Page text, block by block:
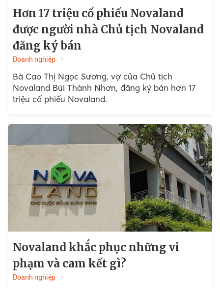
Hơn 17 triệu cổ phiếu Novaland
được người nhà Chủ tịch Novaland
đăng ký bán
Doanh nghiệp
Bà Cao Thị Ngọc Sương, vợ của Chủ tịch
Novaland Bùi Thành Nhơn, đăng ký bán hơn 17
triệu cổ phiếu Novaland.
Novaland khắc phục những vi
phạm và cam kết gì?
Doanh nghiệp